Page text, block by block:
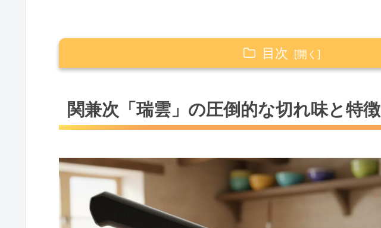
目次
瑞雲の評判と口コミを徹底分析
スーパーゴールド2が実現する硬度
三徳や牛刀など種類の選び方
筋引やペティナイフの使い勝手
ふるさと納税の返礼品としても人気
関兼次「瑞雲」の圧倒的な切れ味と特徴